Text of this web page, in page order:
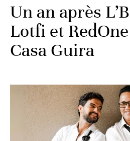
Un an après
Lotfi et
Casa Guira